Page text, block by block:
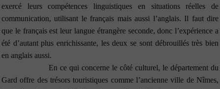
exercé leurs compétences linguistiques en situations réelles de
communication, utilisant le français mais aussi l’anglais. Il faut dire
que le français est leur langue étrangère seconde, donc l’expérience a
été d’autant plus enrichissante, les deux se sont débrouillés très bien
en anglais aussi.
En ce qui concerne le côté culturel, le département du
Gard offre des trésors touristiques comme l’ancienne ville de Nîmes,